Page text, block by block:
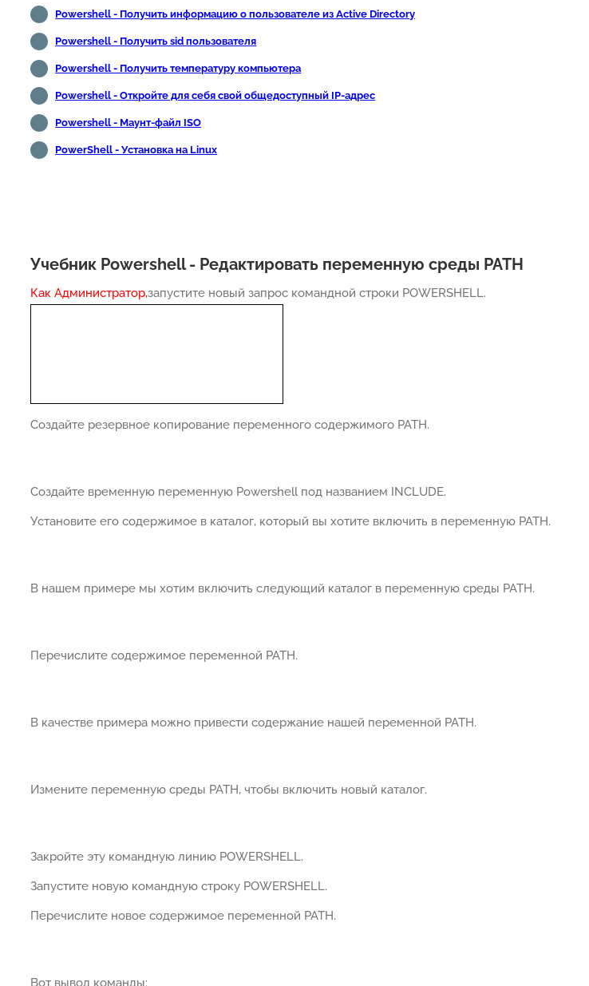
Powershell - Получить информацию о пользователе из Active Directory
Powershell - Получить sid пользователя
Powershell - Получить температуру компьютера
Powershell - Откройте для себя свой общедоступный IP-адрес
Powershell - Маунт-файл ISO
PowerShell - Установка на Linux
Учебник Powershell - Редактировать переменную среды PATH
Как Администратор,запустите новый запрос командной строки POWERSHELL.
Создайте резервное копирование переменного содержимого PATH.
Создайте временную переменную Powershell под названием INCLUDE.
Установите его содержимое в каталог, который вы хотите включить в переменную PATH.
В нашем примере мы хотим включить следующий каталог в переменную среды PATH.
Перечислите содержимое переменной PATH.
В качестве примера можно привести содержание нашей переменной PATH.
Измените переменную среды PATH, чтобы включить новый каталог.
Закройте эту командную линию POWERSHELL.
Запустите новую командную строку POWERSHELL.
Перечислите новое содержимое переменной PATH.
Вот вывод команды: